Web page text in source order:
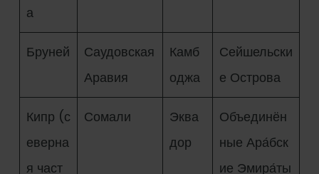
а
Бруней
Саудовская
Аравия
Камб
оджа
Сейшельски
е Острова
Кипр (с
еверна
я част
Сомали
Эква
дор
Объединён
ные Ара́бск
ие Эмира́ты